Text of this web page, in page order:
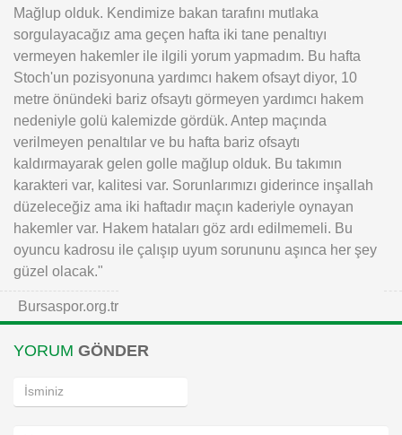
Mağlup olduk. Kendimize bakan tarafını mutlaka
sorgulayacağız ama geçen hafta iki tane penaltıyı
vermeyen hakemler ile ilgili yorum yapmadım. Bu hafta
Stoch'un pozisyonuna yardımcı hakem ofsayt diyor, 10
metre önündeki bariz ofsaytı görmeyen yardımcı hakem
nedeniyle golü kalemizde gördük. Antep maçında
verilmeyen penaltılar ve bu hafta bariz ofsaytı
kaldırmayarak gelen golle mağlup olduk. Bu takımın
karakteri var, kalitesi var. Sorunlarımızı giderince inşallah
düzeleceğiz ama iki haftadır maçın kaderiyle oynayan
hakemler var. Hakem hataları göz ardı edilmemeli. Bu
oyuncu kadrosu ile çalışıp uyum sorununu aşınca her şey
güzel olacak."
Bursaspor.org.tr
YORUM GÖNDER